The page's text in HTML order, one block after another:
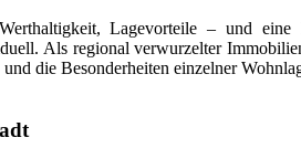
Lagevorteile – und
Als regional verwurzelter
die Besonderheiten einzelner